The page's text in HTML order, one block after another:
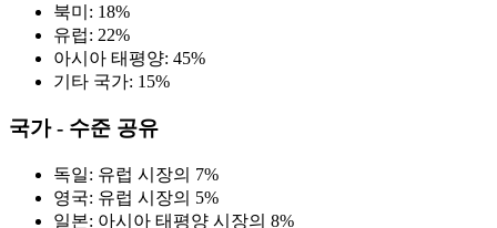
북미: 18%
유럽: 22%
아시아 태평양: 45%
기타 국가: 15%
국가 - 수준 공유
독일: 유럽 시장의 7%
영국: 유럽 시장의 5%
일본: 아시아 태평양 시장의 8%